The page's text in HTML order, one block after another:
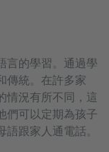
言的學習。通過學
傳統。在許多家
情況有所不同，這
們可以定期為孩子
跟家人通電話。